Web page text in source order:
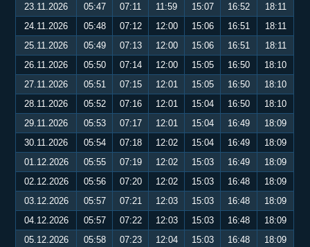
23.11.2026
05:47 07:11 11:59 15:07 16:52
18:11
24.11.2026
05:48 07:12 12:00 15:06 16:51
18:11
25.11.2026
05:49 07:13 12:00 15:06 16:51
18:11
26.11.2026
05:50 07:14 12:00 15:05 16:50
18:10
27.11.2026
05:51 07:15 12:01 15:05 16:50
18:10
28.11.2026
05:52 07:16 12:01 15:04 16:50
18:10
29.11.2026
05:53 07:17 12:01 15:04 16:49
18:09
30.11.2026
05:54 07:18 12:02 15:04 16:49
18:09
01.12.2026
05:55 07:19 12:02 15:03 16:49
18:09
02.12.2026
05:56 07:20 12:02 15:03 16:48
18:09
03.12.2026
05:57 07:21 12:03 15:03 16:48
18:09
04.12.2026
05:57 07:22 12:03 15:03 16:48
18:09
05.12.2026
05:58 07:23 12:04 15:03 16:48 18:09